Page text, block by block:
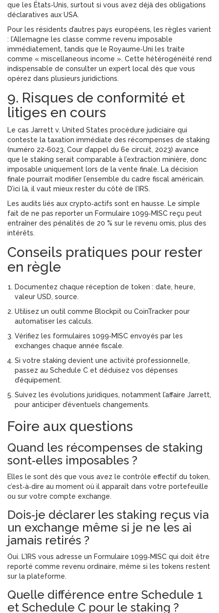
que les États‑Unis, surtout si vous avez déjà des obligations
déclaratives aux USA.
Pour les résidents d’autres pays européens, les règles varient
: l’Allemagne les classe comme revenu imposable
immédiatement, tandis que le Royaume‑Uni les traite
comme « miscellaneous income ». Cette hétérogénéité rend
indispensable de consulter un expert local dès que vous
opérez dans plusieurs juridictions.
9. Risques de conformité et
litiges en cours
Le cas Jarrett v. United States procédure judiciaire qui
conteste la taxation immédiate des récompenses de staking
(numéro 22‑6023, Cour d’appel du 6e circuit, 2023) avance
que le staking serait comparable à l’extraction minière, donc
imposable uniquement lors de la vente finale. La décision
finale pourrait modifier l’ensemble du cadre fiscal américain.
D’ici là, il vaut mieux rester du côté de l’IRS.
Les audits liés aux crypto‑actifs sont en hausse. Le simple
fait de ne pas reporter un Formulaire 1099‑MISC reçu peut
entraîner des pénalités de 20 % sur le revenu omis, plus des
intérêts.
Conseils pratiques pour rester
en règle
Documentez chaque réception de token : date, heure,
valeur USD, source.
Utilisez un outil comme Blockpit ou CoinTracker pour
automatiser les calculs.
Vérifiez les formulaires 1099‑MISC envoyés par les
exchanges chaque année fiscale.
Si votre staking devient une activité professionnelle,
passez au Schedule C et déduisez vos dépenses
d’équipement.
Suivez les évolutions juridiques, notamment l’affaire Jarrett,
pour anticiper d’éventuels changements.
Foire aux questions
Quand les récompenses de staking
sont‑elles imposables ?
Elles le sont dès que vous avez le contrôle effectif du token,
c’est‑à‑dire au moment où il apparaît dans votre portefeuille
ou sur votre compte exchange.
Dois‑je déclarer les staking reçus via
un exchange même si je ne les ai
jamais retirés ?
Oui. L’IRS vous adresse un Formulaire 1099‑MISC qui doit être
reporté comme revenu ordinaire, même si les tokens restent
sur la plateforme.
Quelle différence entre Schedule 1
et Schedule C pour le staking ?